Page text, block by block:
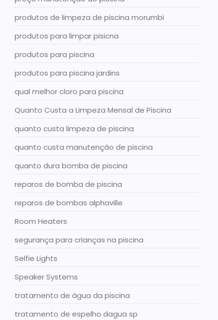
produtos de limpeza de piscina morumbi
produtos para limpar pisicna
produtos para piscina
produtos para piscina jardins
qual melhor cloro para piscina
Quanto Custa a Limpeza Mensal de Piscina
quanto custa limpeza de piscina
quanto custa manutenção de piscina
quanto dura bomba de piscina
reparos de bomba de piscina
reparos de bombas alphaville
Room Heaters
segurança para crianças na piscina
Selfie Lights
Speaker Systems
tratamento de água da piscina
tratamento de espelho dagua sp